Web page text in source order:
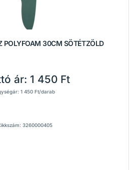
POLYFOAM 30CM SÖTÉTZÖLD
ár: 1 450 Ft
1 450 Ft/darab
3260000405